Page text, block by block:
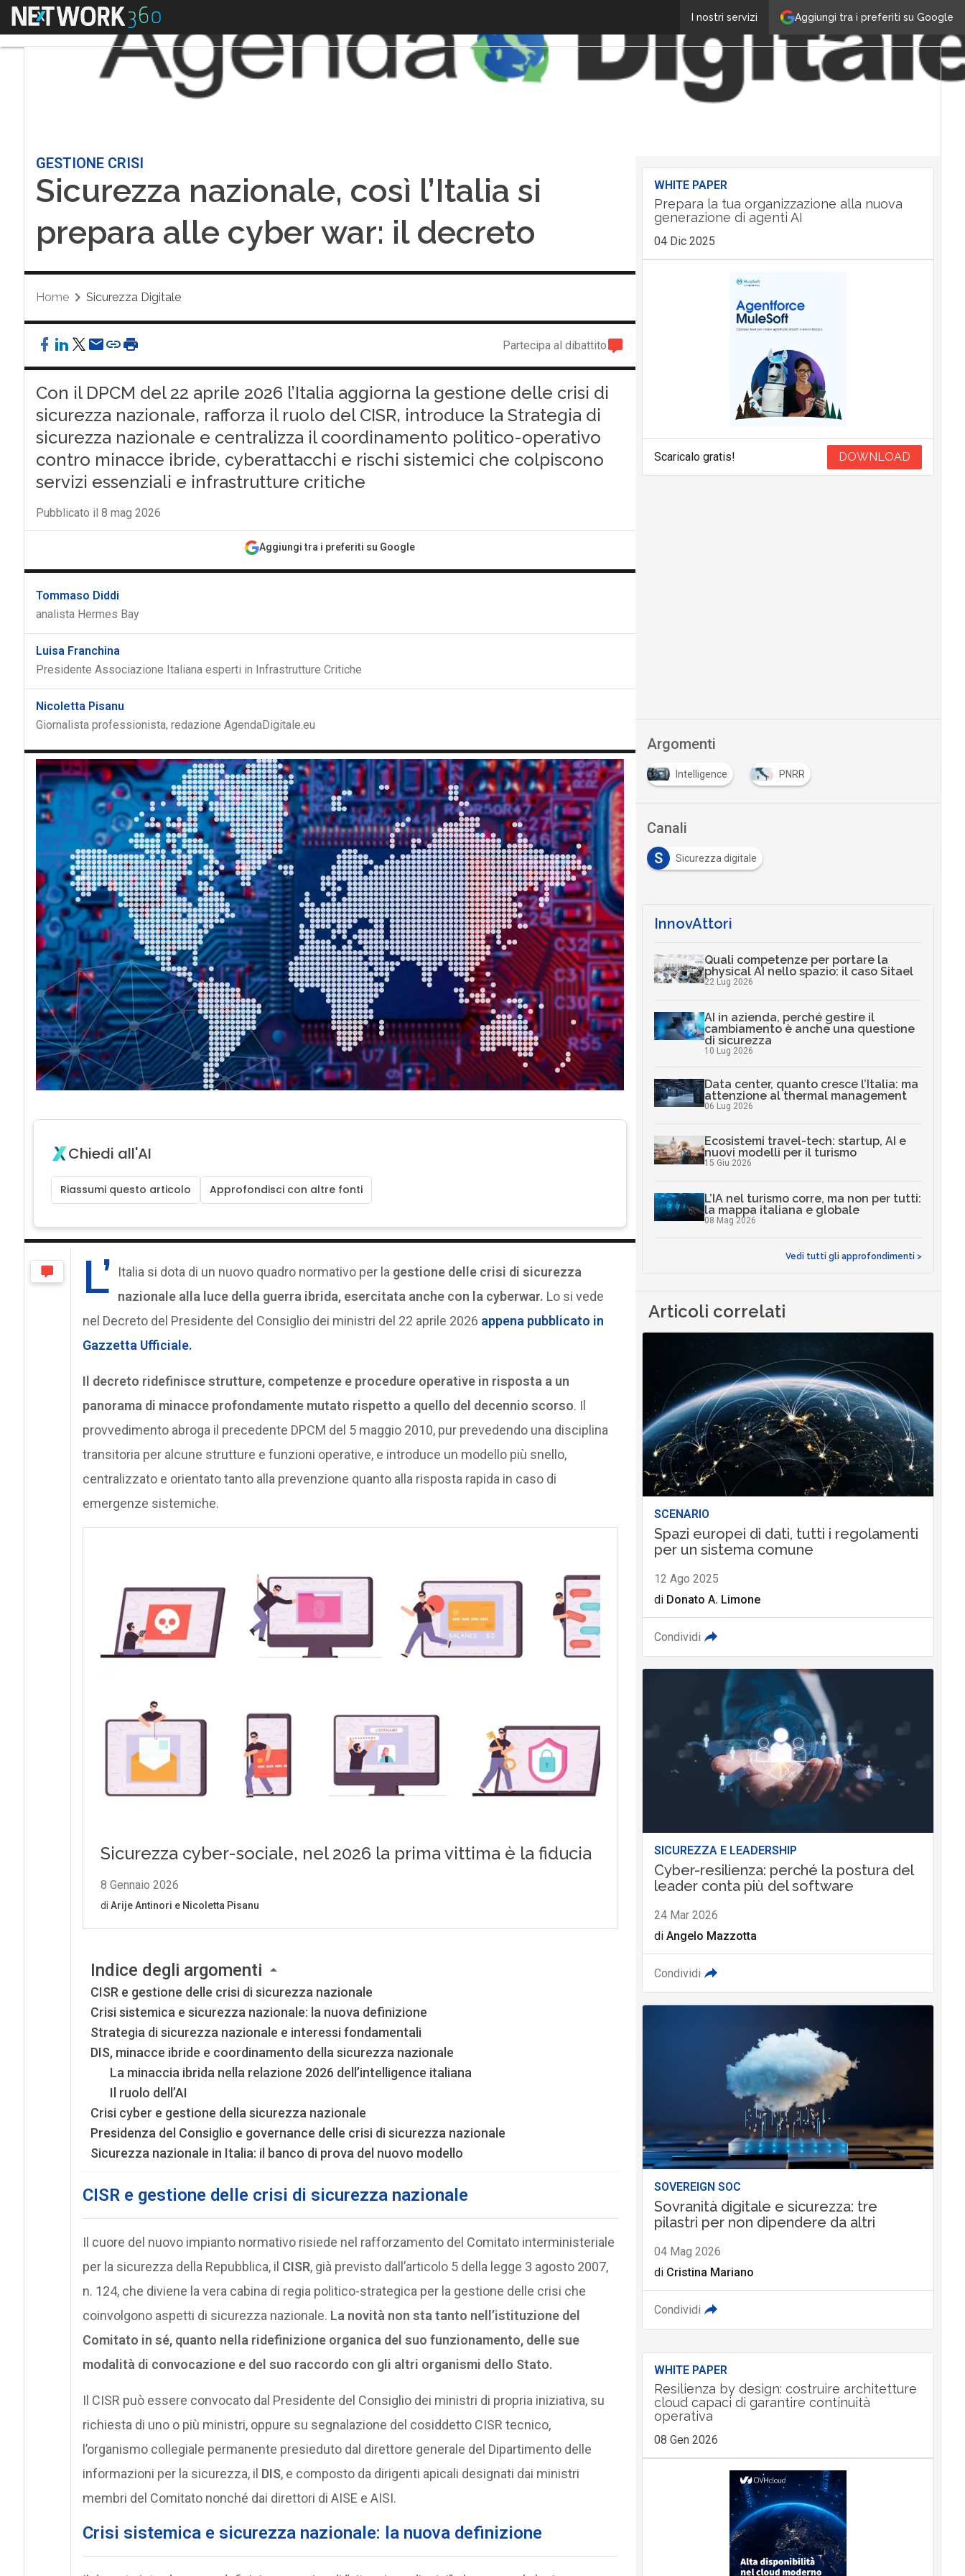
Aggiungi tra i preferiti su Google
I nostri servizi
Menu
GESTIONE CRISI
Sicurezza nazionale, così l’Italia si
prepara alle cyber war: il decreto
Home Sicurezza Digitale
Partecipa al dibattito
Con il DPCM del 22 aprile 2026 l’Italia aggiorna la gestione delle crisi di
sicurezza nazionale, rafforza il ruolo del CISR, introduce la Strategia di
sicurezza nazionale e centralizza il coordinamento politico-operativo
contro minacce ibride, cyberattacchi e rischi sistemici che colpiscono
servizi essenziali e infrastrutture critiche
Pubblicato il 8 mag 2026
Aggiungi tra i preferiti su Google
Tommaso Diddi
analista Hermes Bay
Luisa Franchina
Presidente Associazione Italiana esperti in Infrastrutture Critiche
Nicoletta Pisanu
Giornalista professionista, redazione AgendaDigitale.eu
Chiedi all'AI
Riassumi questo articolo Approfondisci con altre fonti
L’ Italia si dota di un nuovo quadro normativo per la gestione delle crisi di sicurezza
nazionale alla luce della guerra ibrida, esercitata anche con la cyberwar. Lo si vede
nel Decreto del Presidente del Consiglio dei ministri del 22 aprile 2026 appena pubblicato in
Gazzetta Ufficiale.
Il decreto ridefinisce strutture, competenze e procedure operative in risposta a un
panorama di minacce profondamente mutato rispetto a quello del decennio scorso. Il
provvedimento abroga il precedente DPCM del 5 maggio 2010, pur prevedendo una disciplina
transitoria per alcune strutture e funzioni operative, e introduce un modello più snello,
centralizzato e orientato tanto alla prevenzione quanto alla risposta rapida in caso di
emergenze sistemiche.
Indice degli argomenti
CISR e gestione delle crisi di sicurezza nazionale
Crisi sistemica e sicurezza nazionale: la nuova definizione
Strategia di sicurezza nazionale e interessi fondamentali
DIS, minacce ibride e coordinamento della sicurezza nazionale
La minaccia ibrida nella relazione 2026 dell’intelligence italiana
Il ruolo dell’AI
Crisi cyber e gestione della sicurezza nazionale
Presidenza del Consiglio e governance delle crisi di sicurezza nazionale
Sicurezza nazionale in Italia: il banco di prova del nuovo modello
CISR e gestione delle crisi di sicurezza nazionale
Il cuore del nuovo impianto normativo risiede nel rafforzamento del Comitato interministeriale
per la sicurezza della Repubblica, il CISR, già previsto dall’articolo 5 della legge 3 agosto 2007,
n. 124, che diviene la vera cabina di regia politico-strategica per la gestione delle crisi che
coinvolgono aspetti di sicurezza nazionale. La novità non sta tanto nell’istituzione del
Comitato in sé, quanto nella ridefinizione organica del suo funzionamento, delle sue
modalità di convocazione e del suo raccordo con gli altri organismi dello Stato.
Il CISR può essere convocato dal Presidente del Consiglio dei ministri di propria iniziativa, su
richiesta di uno o più ministri, oppure su segnalazione del cosiddetto CISR tecnico,
l’organismo collegiale permanente presieduto dal direttore generale del Dipartimento delle
informazioni per la sicurezza, il DIS, e composto da dirigenti apicali designati dai ministri
membri del Comitato nonché dai direttori di AISE e AISI.
Crisi sistemica e sicurezza nazionale: la nuova definizione
WHITE PAPER
Prepara la tua organizzazione alla nuova
generazione di agenti AI
04 Dic 2025
Scaricalo gratis! DOWNLOAD
Argomenti
Intelligence PNRR
Canali
S
Sicurezza digitale
InnovAttori
Quali competenze per portare la
physical AI nello spazio: il caso Sitael
22 Lug 2026
AI in azienda, perché gestire il
cambiamento è anche una questione
di sicurezza
10 Lug 2026
Data center, quanto cresce l’Italia: ma
attenzione al thermal management
06 Lug 2026
Ecosistemi travel-tech: startup, AI e
nuovi modelli per il turismo
15 Giu 2026
L’IA nel turismo corre, ma non per tutti:
la mappa italiana e globale
08 Mag 2026
Vedi tutti gli approfondimenti >
Articoli correlati
SCENARIO
Spazi europei di dati, tutti i regolamenti
per un sistema comune
12 Ago 2025
di Donato A. Limone
Condividi
SICUREZZA E LEADERSHIP
Cyber-resilienza: perché la postura del
leader conta più del software
24 Mar 2026
di Angelo Mazzotta
Condividi
SOVEREIGN SOC
Sovranità digitale e sicurezza: tre
pilastri per non dipendere da altri
04 Mag 2026
di Cristina Mariano
Condividi
WHITE PAPER
Resilienza by design: costruire architetture
cloud capaci di garantire continuità
operativa
08 Gen 2026